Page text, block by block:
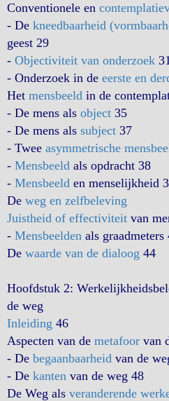
Conventionele en
- De kneedbaarheid
geest 29
- Objectiviteit van onderzoek
- Onderzoek in de eerste en
Het mensbeeld in de
- De mens als object 35
- De mens als subject 37
- Twee asymmetrische
- Mensbeeld als opdracht 38
- Mensbeeld en menselijkheid
De weg en zelfbeleving
Juistheid of effectiviteit van
- Mensbeelden als graadmeters
De waarde van de dialoog 44
Hoofdstuk 2:
de weg
Inleiding 46
Aspecten van de metafoor van
- De begaanbaarheid van de
- De kanten van de weg 48
De Weg als veranderende